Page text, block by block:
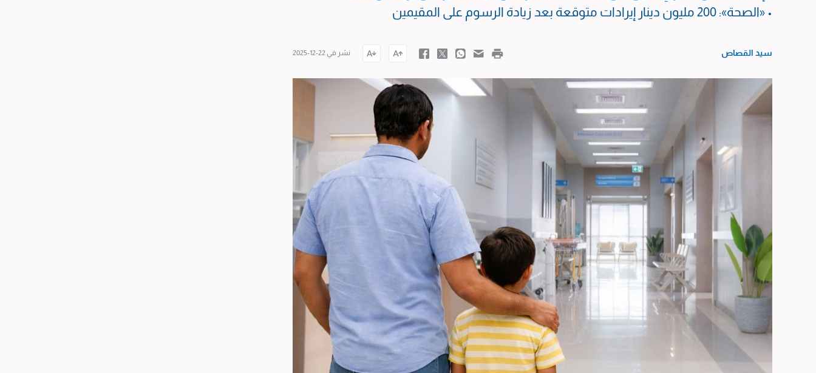
• «الصحة»: 200 مليون دينار إيرادات متوقعة بعد زيادة الرسوم على المقيمين
سيد القصاص نشر في 22-12-2025